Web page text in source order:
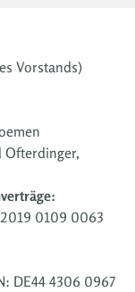
Vorstands)
Ofterdinger,
2019 0109 0063
DE44 4306 0967